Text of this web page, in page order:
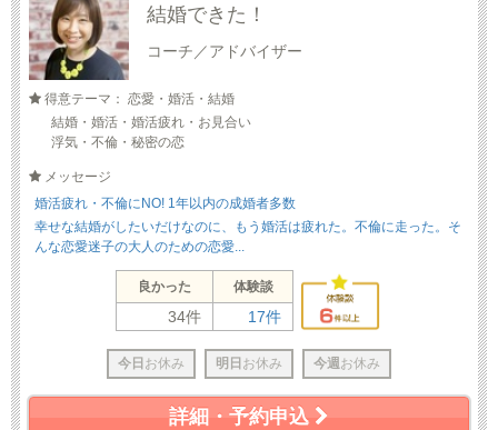
結婚できた！
コーチ／アドバイザー
得意テーマ： 恋愛・婚活・結婚
結婚・婚活・婚活疲れ・お見合い
浮気・不倫・秘密の恋
メッセージ
婚活疲れ・不倫にNO! 1年以内の成婚者多数
幸せな結婚がしたいだけなのに、もう婚活は疲れた。不倫に走った。そ
んな恋愛迷子の大人のための恋愛...
良かった 体験談
34件 17件
今日 お休み 明日 お休み 今週 お休み
詳細・予約申込